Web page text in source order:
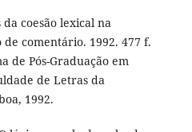
coesão lexical na
comentário. 1992. 477 f.
de Pós-Graduação em
de Letras da
1992.